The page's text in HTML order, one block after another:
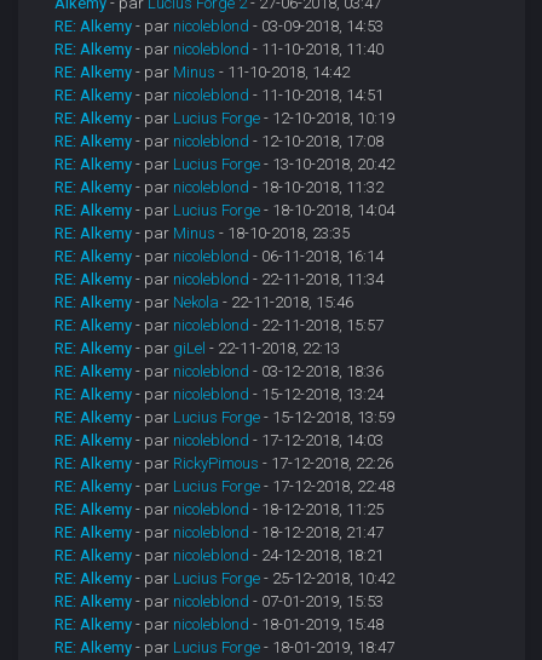
RE: Alkemy - par nicoleblond - 03-09-2018, 14:53
RE: Alkemy - par nicoleblond - 11-10-2018, 11:40
RE: Alkemy - par Minus - 11-10-2018, 14:42
RE: Alkemy - par nicoleblond - 11-10-2018, 14:51
RE: Alkemy - par Lucius Forge - 12-10-2018, 10:19
RE: Alkemy - par nicoleblond - 12-10-2018, 17:08
RE: Alkemy - par Lucius Forge - 13-10-2018, 20:42
RE: Alkemy - par nicoleblond - 18-10-2018, 11:32
RE: Alkemy - par Lucius Forge - 18-10-2018, 14:04
RE: Alkemy - par Minus - 18-10-2018, 23:35
RE: Alkemy - par nicoleblond - 06-11-2018, 16:14
RE: Alkemy - par nicoleblond - 22-11-2018, 11:34
RE: Alkemy - par Nekola - 22-11-2018, 15:46
RE: Alkemy - par nicoleblond - 22-11-2018, 15:57
RE: Alkemy - par giLel - 22-11-2018, 22:13
RE: Alkemy - par nicoleblond - 03-12-2018, 18:36
RE: Alkemy - par nicoleblond - 15-12-2018, 13:24
RE: Alkemy - par Lucius Forge - 15-12-2018, 13:59
RE: Alkemy - par nicoleblond - 17-12-2018, 14:03
RE: Alkemy - par RickyPimous - 17-12-2018, 22:26
RE: Alkemy - par Lucius Forge - 17-12-2018, 22:48
RE: Alkemy - par nicoleblond - 18-12-2018, 11:25
RE: Alkemy - par nicoleblond - 18-12-2018, 21:47
RE: Alkemy - par nicoleblond - 24-12-2018, 18:21
RE: Alkemy - par Lucius Forge - 25-12-2018, 10:42
RE: Alkemy - par nicoleblond - 07-01-2019, 15:53
RE: Alkemy - par nicoleblond - 18-01-2019, 15:48
RE: Alkemy - par Lucius Forge - 18-01-2019, 18:47